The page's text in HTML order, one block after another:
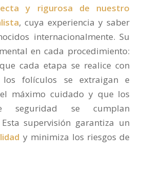
y rigurosa de nuestro
, cuya experiencia y saber
internacionalmente. Su
en cada procedimiento:
cada etapa se realice con
los folículos se extraigan e
máximo cuidado y que los
seguridad se cumplan
supervisión garantiza un
y minimiza los riesgos de